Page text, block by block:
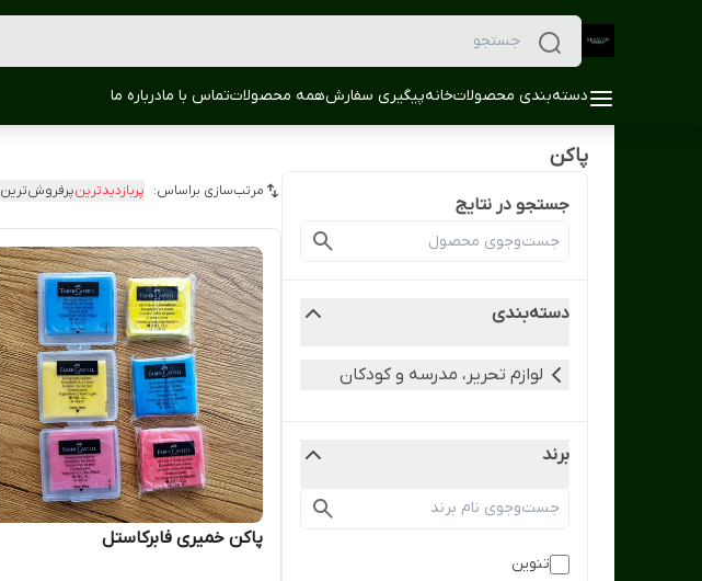
دسته‌بندی محصولاتخانهپیگیری سفارشهمه محصولاتتماس با مادرباره ما
پاکن
جستجو در نتایج
دسته‌بندی
لوازم تحریر، مدرسه و کودکان
برند
تنوین
مرتب‌سازی براساس: پربازدیدترینپرفروش‌ترین
پاکن خمیری فابرکاستل